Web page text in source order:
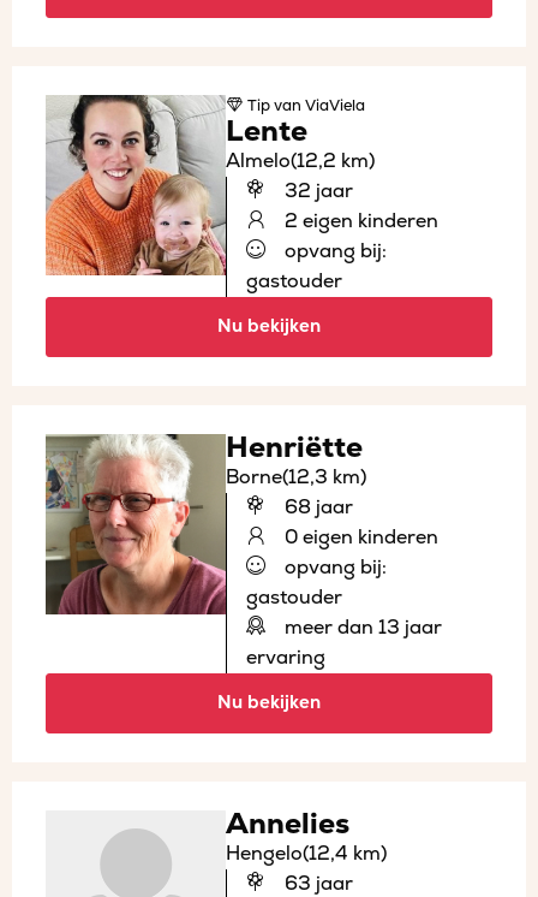
Tipvan ViaViela
Lente
Almelo(12,2 km)
32 jaar
2 eigen kinderen
opvang bij:
gastouder
Nu bekijken
Henriëtte
Borne(12,3 km)
68 jaar
0 eigen kinderen
opvang bij:
gastouder
meer dan 13 jaar
ervaring
Nu bekijken
Annelies
Hengelo(12,4 km)
63 jaar